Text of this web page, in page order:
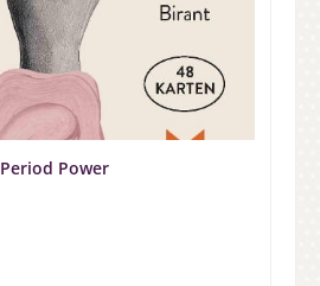
Period Power